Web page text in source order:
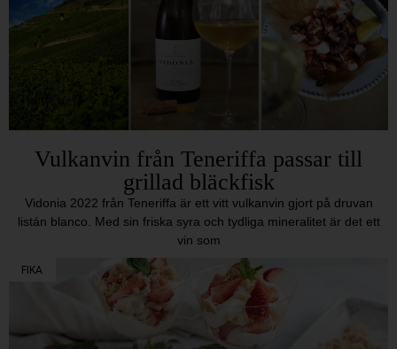
Vulkanvin från Teneriffa passar till
grillad bläckfisk
Vidonia 2022 från Teneriffa är ett vitt vulkanvin gjort på druvan
listán blanco. Med sin friska syra och tydliga mineralitet är det ett
vin som
FIKA